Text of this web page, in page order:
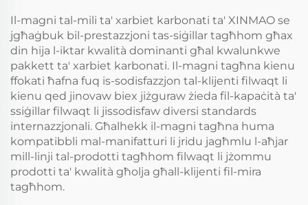
Il-magni tal-mili ta' xarbiet karbonati ta' XINMAO se
jgħaġbuk bil-prestazzjoni tas-siġillar tagħhom għax
din hija l-iktar kwalità dominanti għal kwalunkwe
pakkett ta' xarbiet karbonati. Il-magni tagħna kienu
ffokati ħafna fuq is-sodisfazzjon tal-klijenti filwaqt li
kienu qed jinovaw biex jiżguraw żieda fil-kapaċità ta'
ssiġillar filwaqt li jissodisfaw diversi standards
internazzjonali. Għalhekk il-magni tagħna huma
kompatibbli mal-manifatturi li jridu jagħmlu l-aħjar
mill-linji tal-prodotti tagħhom filwaqt li jżommu
prodotti ta' kwalità għolja għall-klijenti fil-mira
tagħhom.